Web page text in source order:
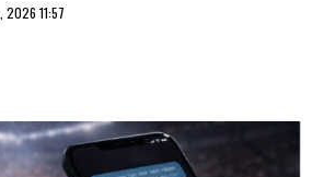
2026 11:57